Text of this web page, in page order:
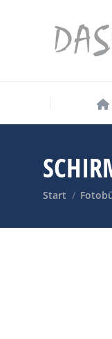
Sie
Start